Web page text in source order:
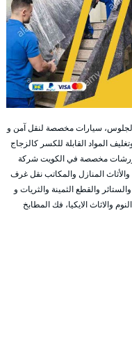
سيارات مخصصة لنقل آمن و
المواد القابلة للكسر كالزجاج
ورشات مخصصة في الكويت شركة
المنازل والمكاتب نقل غرف
والقطع الثمينة والثريات و
والاثاث الايكيا، فك المطابخ